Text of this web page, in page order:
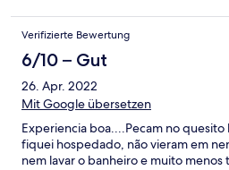
toda a gordura na piscina e
O preço da diária pra um quarto
um ar condicionado, nao vale. O
parte. Mas a localização é boa.
Verifizierte Bewertung
6/10 – Gut
26. Apr. 2022
Mit Google übersetzen
Experiencia boa....Pecam no
fiquei hospedado, não vieram em
nem lavar o banheiro e muito menos